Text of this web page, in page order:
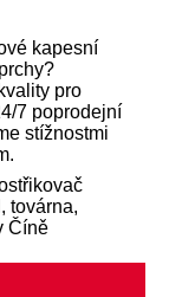
kapesní
pro
7 poprodejní
stížnostmi
továrna,
Číně